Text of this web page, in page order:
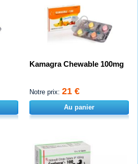
Kamagra Chewable 100mg
Notre prix: 21 €
Au panier